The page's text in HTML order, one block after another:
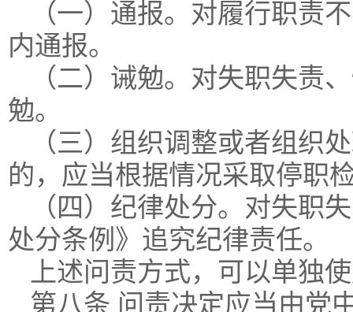
（一）通报。对履行职责
内通报。
（二）诫勉。对失职失责
勉。
（三）组织调整或者组织
的，应当根据情况采取停职
（四）纪律处分。对失职
处分条例》追究纪律责任。
上述问责方式，可以单独
第八条 问责决定应当由党